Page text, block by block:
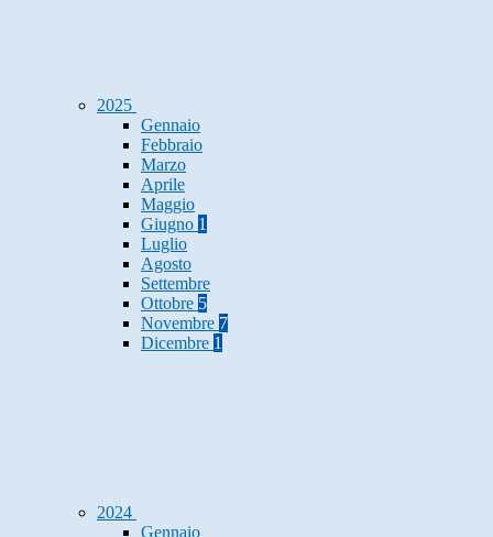
2025
Gennaio
Febbraio
Marzo
Aprile
Maggio
Giugno 1
Luglio
Agosto
Settembre
Ottobre 5
Novembre 7
Dicembre 1
2024
Gennaio